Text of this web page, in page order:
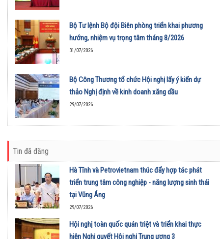
Bộ Tư lệnh Bộ đội Biên phòng triển khai phương
hướng, nhiệm vụ trọng tâm tháng 8/2026
31/07/2026
Bộ Công Thương tổ chức Hội nghị lấy ý kiến dự
thảo Nghị định về kinh doanh xăng dầu
29/07/2026
Tin đã đăng
Hà Tĩnh và Petrovietnam thúc đẩy hợp tác phát
triển trung tâm công nghiệp - năng lượng sinh thái
tại Vũng Áng
29/07/2026
Hội nghị toàn quốc quán triệt và triển khai thực
hiện Nghị quyết Hội nghị Trung ương 3